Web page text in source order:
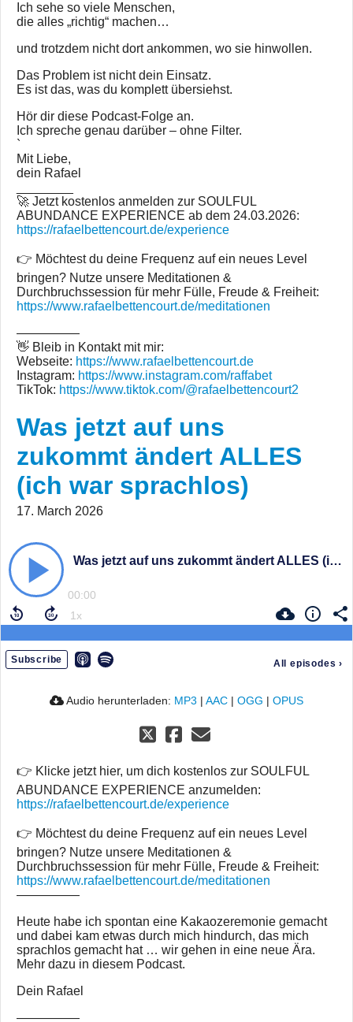
Ich sehe so viele Menschen,
die alles „richtig“ machen…
und trotzdem nicht dort ankommen, wo sie hinwollen.
Das Problem ist nicht dein Einsatz.
Es ist das, was du komplett übersiehst.
Hör dir diese Podcast-Folge an.
Ich spreche genau darüber – ohne Filter.
`
Mit Liebe,
dein Rafael
🚀 Jetzt kostenlos anmelden zur SOULFUL
ABUNDANCE EXPERIENCE ab dem 24.03.2026:
https://rafaelbettencourt.de/experience
👉 Möchtest du deine Frequenz auf ein neues Level
bringen? Nutze unsere Meditationen &
Durchbruchssession für mehr Fülle, Freude & Freiheit:
https://www.rafaelbettencourt.de/meditationen
—————
👋 Bleib in Kontakt mit mir:
Webseite: https://www.rafaelbettencourt.de
Instagram: https://www.instagram.com/raffabet
TikTok: https://www.tiktok.com/@rafaelbettencourt2
Was jetzt auf uns
zukommt ändert ALLES
(ich war sprachlos)
17. March 2026
Was jetzt auf uns zukommt ändert ALLES (ich war sprachlos)
00:00
Subscribe All episodes ›
Audio herunterladen: MP3 | AAC | OGG | OPUS
👉 Klicke jetzt hier, um dich kostenlos zur SOULFUL
ABUNDANCE EXPERIENCE anzumelden:
https://rafaelbettencourt.de/experience
👉 Möchtest du deine Frequenz auf ein neues Level
bringen? Nutze unsere Meditationen &
Durchbruchssession für mehr Fülle, Freude & Freiheit:
https://www.rafaelbettencourt.de/meditationen
—————
Heute habe ich spontan eine Kakaozeremonie gemacht
und dabei kam etwas durch mich hindurch, das mich
sprachlos gemacht hat … wir gehen in eine neue Ära.
Mehr dazu in diesem Podcast.
Dein Rafael
—————